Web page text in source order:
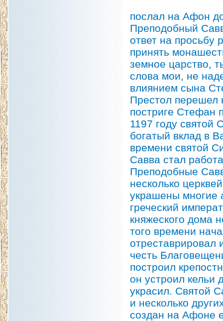
послал на Афон
Преподобный
ответ на просьбу
принять
земное царство,
слова мои, не
влиянием сына
Престол перешел
постриге Стефан
1197 году
богатый вклад в
времени святой
Савва стал
Преподобные
несколько
украшены многие
греческий
княжеского дома
того времени
отреставрировал
честь
построил
он устроил кельи
украсил. Святой
и несколько
создан на Афоне